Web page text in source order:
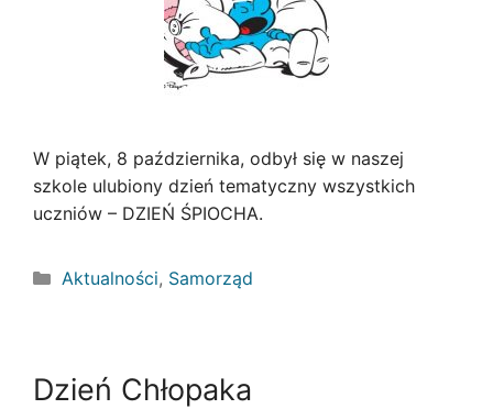
W piątek, 8 października, odbył się w naszej
szkole ulubiony dzień tematyczny wszystkich
uczniów – DZIEŃ ŚPIOCHA.
Kategorie
Aktualności, Samorząd
Dzień Chłopaka